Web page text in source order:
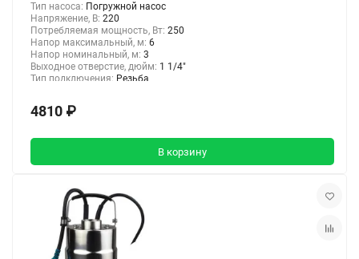
Тип насоса: Погружной насос
Напряжение, В: 220
Потребляемая мощность, Вт: 250
Напор максимальный, м: 6
Напор номинальный, м: 3
Выходное отверстие, дюйм: 1 1/4"
Тип подключения: Резьба
4810 ₽
В корзину